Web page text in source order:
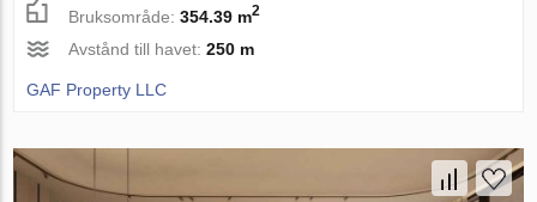
Bruksområde:354.39 m2
Avstånd till havet:250 m
GAF Property LLC